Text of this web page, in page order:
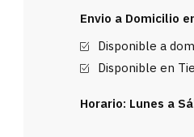
25g
cantidad
Envio a Domicilio
Disponible a
Disponible en
Horario: Lunes a